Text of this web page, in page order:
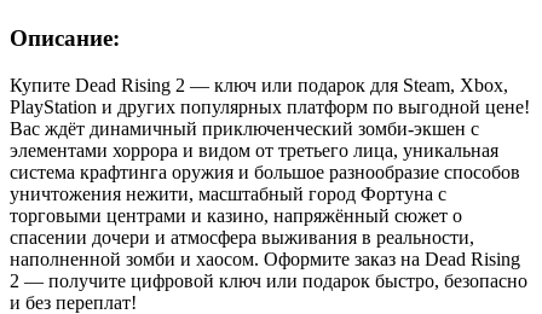
Описание:
Купите Dead Rising 2 — ключ или подарок для Steam, Xbox,
PlayStation и других популярных платформ по выгодной цене!
Вас ждёт динамичный приключенческий зомби-экшен с
элементами хоррора и видом от третьего лица, уникальная
система крафтинга оружия и большое разнообразие способов
уничтожения нежити, масштабный город Фортуна с
торговыми центрами и казино, напряжённый сюжет о
спасении дочери и атмосфера выживания в реальности,
наполненной зомби и хаосом. Оформите заказ на Dead Rising
2 — получите цифровой ключ или подарок быстро, безопасно
и без переплат!